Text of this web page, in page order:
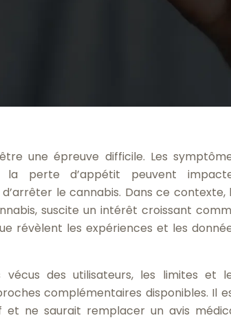
une épreuve difficile. Les
la perte d’appétit peuvent
le cannabis. Dans ce contexte,
suscite un intérêt croissant
révèlent les expériences et les
vécus des utilisateurs, les limites et
complémentaires disponibles. Il
ne saurait remplacer un avis